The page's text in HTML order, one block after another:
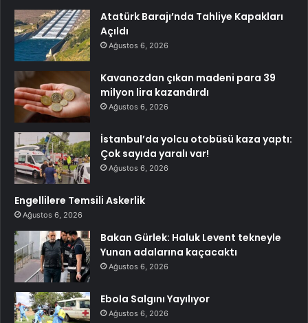
Atatürk Barajı’nda Tahliye Kapakları
Açıldı
Ağustos 6, 2026
Kavanozdan çıkan madeni para 39
milyon lira kazandırdı
Ağustos 6, 2026
İstanbul’da yolcu otobüsü kaza yaptı:
Çok sayıda yaralı var!
Ağustos 6, 2026
Engellilere Temsili Askerlik
Ağustos 6, 2026
Bakan Gürlek: Haluk Levent tekneyle
Yunan adalarına kaçacaktı
Ağustos 6, 2026
Ebola Salgını Yayılıyor
Ağustos 6, 2026